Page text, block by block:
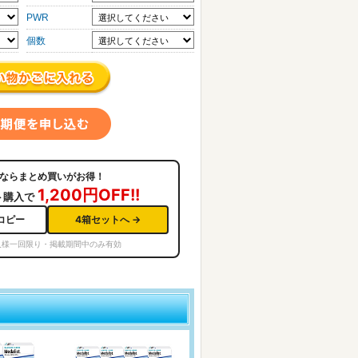
PWR
個数
らまとめ買いがお得！
購入で 1,200円OFF!!
ピー 4箱セットへ →
一回限り・掲載期間中のみ有効